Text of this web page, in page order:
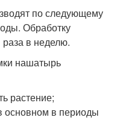
по следующему
Обработку
в неделю.
нашатырь
растение;
основном в периоды